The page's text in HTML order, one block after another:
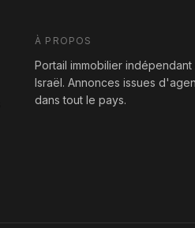
À PROPOS
Portail immobilier
Israël. Annonces issues
dans tout le pays.